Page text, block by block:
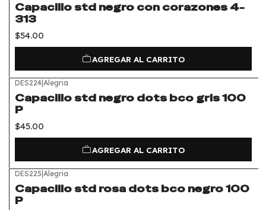
Capacillo std negro con corazones 4-
313
$54.00
AGREGAR AL CARRITO
DES224|Alegria
Capacillo std negro dots bco gris 100
P
$45.00
AGREGAR AL CARRITO
DES225|Alegria
Capacillo std rosa dots bco negro 100
P